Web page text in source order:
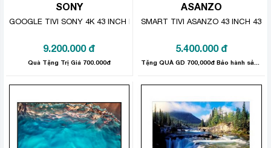
Bền và sạch hơn
SONY
GOOGLE TIVI SONY 4K 43 INCH KD-43X75K
9.200.000 đ
Quà Tặng Trị Giá 700.000đ
ASANZO
SMART TIVI ASANZO 43 INCH
5.400.000 đ